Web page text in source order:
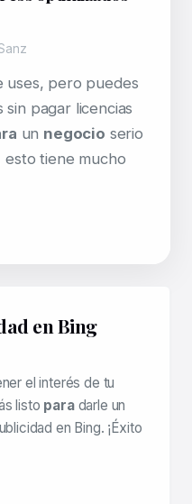
uses, pero puedes
sin pagar licencias
un negocio serio
tiene mucho
en Bing
el interés de tu
listo paradarle un
en Bing. ¡Éxito